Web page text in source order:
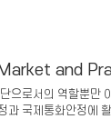
and
으로서의 역할뿐만
과 국제통화안정에